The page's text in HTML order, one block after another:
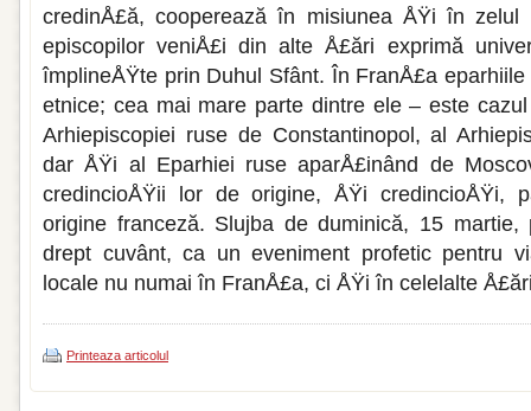
credinÅ£ă, cooperează în misiunea ÅŸi în zelul
episcopilor veniÅ£i din alte Å£ări exprimă
împlineÅŸte prin Duhul Sfânt. În FranÅ£a
etnice; cea mai mare parte dintre ele – este
Arhiepiscopiei ruse de Constantinopol, al
dar ÅŸi al Eparhiei ruse aparÅ£inând de
credincioÅŸii lor de origine, ÅŸi credincioÅŸi,
origine franceză. Slujba de duminică, 15 martie,
drept cuvânt, ca un eveniment profetic pentru
locale nu numai în FranÅ£a, ci ÅŸi în celelalte
Printeaza articolul